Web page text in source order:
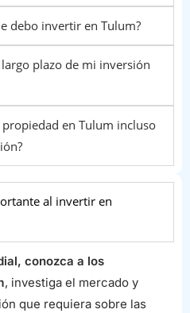
debo invertir en Tulum?
plazo de mi inversión
en Tulum incluso
al invertir en
conozca a los
, investiga el mercado y
que requiera sobre las